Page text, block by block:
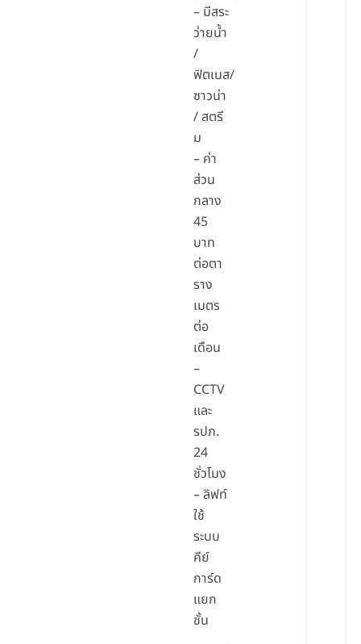
– มีสระ
ว่ายน้ำ
/
ฟิตเนส/
ซาวน่า
/ สตรี
ม
– ค่า
ส่วน
กลาง
45
บาท
ต่อตา
ราง
เมตร
ต่อ
เดือน
–
CCTV
และ
รปภ.
24
ชั่วโมง
– ลิฟท์
ใช้
ระบบ
คีย์
การ์ด
แยก
ชั้น